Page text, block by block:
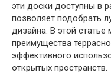
эти доски доступны в
позволяет подобрать
дизайна. В этой
преимущества
эффективного
открытых пространств.